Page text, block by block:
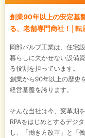
創業90年以上の安定基
る、老舗専門商社！│転
岡部バルブ工業は、住宅
暮らしに欠かせない設備
る役割を担っています。
創業から90年以上の歴史
経営基盤を誇ります。
そんな当社は今、変革期
RPAをはじめとするデジ
し、「働き方改革」と「